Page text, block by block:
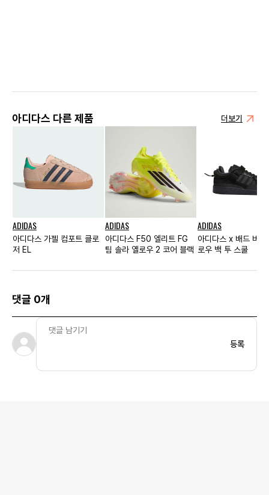
아디다스 다른 제품 더보기
ADIDAS
아디다스 가젤 컴포트 클로
저 EL
ADIDAS
아디다스 F50 엘리트 FG
팀 솔라 옐로우 2 코어 블랙
ADIDAS
아디다스 x 배드 버니
로우 백 투 스쿨
댓글 0개
등록